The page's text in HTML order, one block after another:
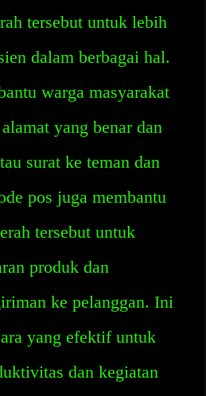
tersebut untuk lebih
dalam berbagai hal.
warga masyarakat
yang benar dan
surat ke teman dan
pos juga membantu
tersebut untuk
produk dan
ke pelanggan. Ini
yang efektif untuk
dan kegiatan